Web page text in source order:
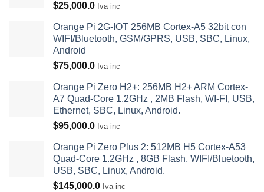
$25,000.0 Iva inc
Orange Pi 2G-IOT 256MB Cortex-A5 32bit con
WIFI/Bluetooth, GSM/GPRS, USB, SBC, Linux,
Android
$75,000.0 Iva inc
Orange Pi Zero H2+: 256MB H2+ ARM Cortex-
A7 Quad-Core 1.2GHz , 2MB Flash, WI-FI, USB,
Ethernet, SBC, Linux, Android.
$95,000.0 Iva inc
Orange Pi Zero Plus 2: 512MB H5 Cortex-A53
Quad-Core 1.2GHz , 8GB Flash, WIFI/Bluetooth,
USB, SBC, Linux, Android.
$145,000.0 Iva inc